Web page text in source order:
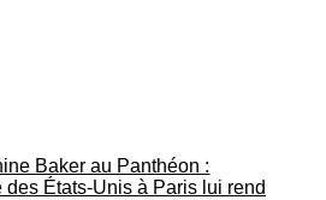
Baker au Panthéon :
des États-Unis à Paris lui rend